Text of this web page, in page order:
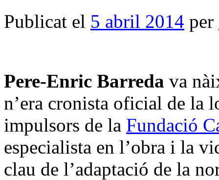
Publicat el 5 abril 2014 per
Pere-Enric Barreda va
n’era cronista oficial de la
impulsors de la Fundació
especialista en l’obra i la
clau de l’adaptació de la